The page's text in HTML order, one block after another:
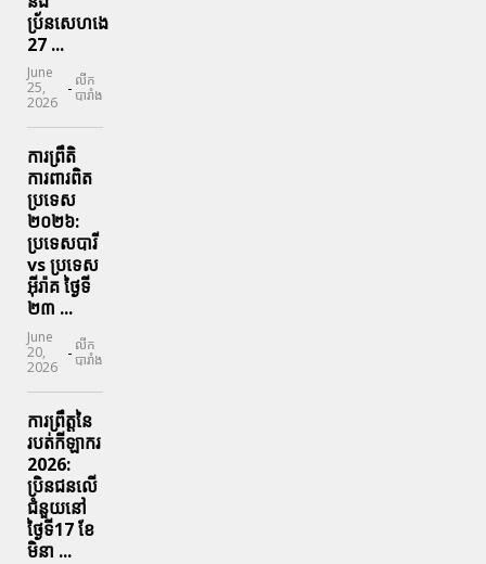
ប្រ័នសេហងេ
27 ...
June
25,
2026
- លីក
បារាំង
ការព្រឹតិ
ការពារ​ពិត
ប្រទេស
២០២៦:
ប្រទេសបារី
vs ប្រទេស
អ៊ីរ៉ាគ ថ្ងៃទី​
២៣ ...
June
20,
2026
- លីក
បារាំង
ការព្រឹត្តនៃ
របត់កីឡាករ
2026:
ប្រិនជនលើ
ជំនួយនៅ
ថ្ងៃទី17 ខែ
មិនា ...